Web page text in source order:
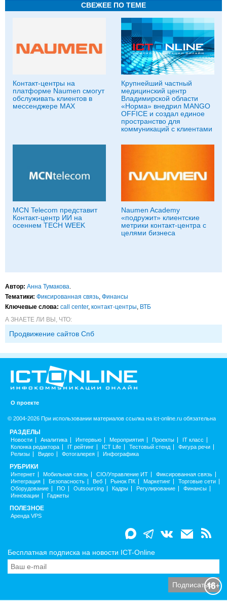
СВЕЖЕЕ ПО ТЕМЕ
Контакт-центры на
платформе Naumen смогут
обслуживать клиентов в
мессенджере MAX
Крупнейший частный
медицинский центр
Владимирской области
«Норма» внедрил MANGO
OFFICE и создал единое
пространство для
коммуникаций с клиентами
MCN Telecom представит
Контакт-центр ИИ на
осеннем TECH WEEK
Naumen Academy
«подружит» клиентские
метрики контакт-центра с
целями бизнеса
Автор: Анна Тумакова
Тематики: Фиксированная связь Финансы
Ключевые слова: call center, контакт-центры ВТБ
А ЗНАЕТЕ ЛИ ВЫ, ЧТО:
Продвижение сайтов Спб
О проекте
© 2004-2026 При использовании материалов ссылка на ict-online.ru обязательна
РАЗДЕЛЫ
Новости Аналитика Интервью Мероприятия Проекты
IT класс
Колонка редактора
IT рейтинг ICT Life Тестовый стенд
Фигура речи
Релизы
Видео Фотогалерея Инфографика
РУБРИКИ
Интернет Мобильная связь CIO/Управление ИТ
Фиксированная связь
Интеграция
Безопасность Веб Рынок ПК Маркетинг
Торговые сети
Оборудование
ПО Outsourcing Кадры Регулирование
Финансы
Инновации
Гаджеты
ПОЛЕЗНОЕ
Аренда VPS
Бесплатная подписка на новости ICT-Online